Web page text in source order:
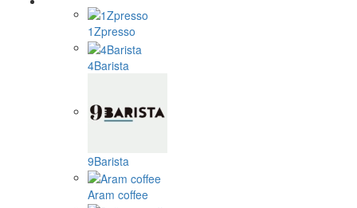
1Zpresso
4Barista
9Barista
Aram coffee